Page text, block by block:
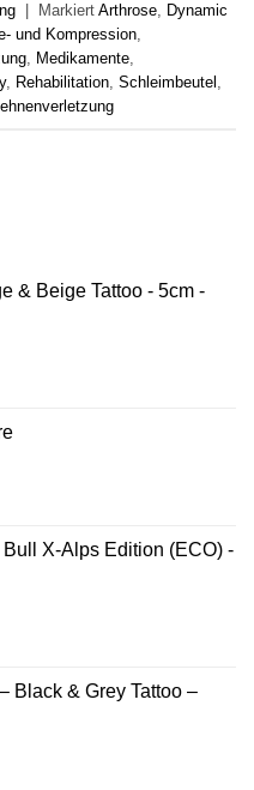
Markiert Arthrose, Dynamic
und Kompression,
, Medikamente,
, Rehabilitation, Schleimbeutel ,
& Beige Tattoo - 5cm -
X-Alps Edition (ECO) -
Black & Grey Tattoo –